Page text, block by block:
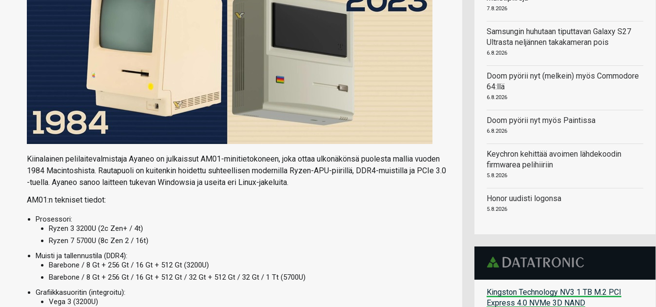
Kiinalainen pelilaitevalmistaja Ayaneo on julkaissut AM01-minitietokoneen, joka ottaa ulkonäkönsä puolesta mallia vuoden
1984 Macintoshista. Rautapuoli on kuitenkin hoidettu suhteellisen modernilla Ryzen-APU-piirillä, DDR4-muistilla ja PCIe 3.0
-tuella. Ayaneo sanoo laitteen tukevan Windowsia ja useita eri Linux-jakeluita.
AM01:n tekniset tiedot:
Prosessori:
Ryzen 3 3200U (2c Zen+ / 4t)
Ryzen 7 5700U (8c Zen 2 / 16t)
Muisti ja tallennustila (DDR4):
Barebone / 8 Gt + 256 Gt / 16 Gt + 512 Gt (3200U)
Barebone / 8 Gt + 256 Gt / 16 Gt + 512 Gt / 32 Gt + 512 Gt / 32 Gt / 1 Tt (5700U)
Grafiikkasuoritin (integroitu):
Vega 3 (3200U)
7.8.2026
Samsungin huhutaan tiputtavan Galaxy S27
Ultrasta neljännen takakameran pois
6.8.2026
Doom pyörii nyt (melkein) myös Commodore
64:llä
6.8.2026
Doom pyörii nyt myös Paintissa
6.8.2026
Keychron kehittää avoimen lähdekoodin
firmwarea pelihiiriin
5.8.2026
Honor uudisti logonsa
5.8.2026
Kingston Technology NV3 1 TB M.2 PCI
Express 4.0 NVMe 3D NAND